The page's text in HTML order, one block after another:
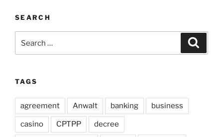
SEARCH
for:
TAGS
agreement Anwalt banking business
casino CPTPP decree